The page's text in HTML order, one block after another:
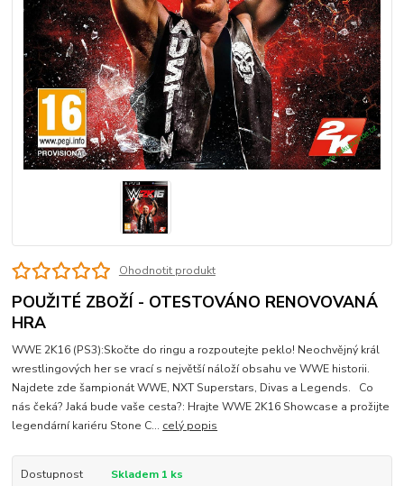
Ohodnotit produkt
POUŽITÉ ZBOŽÍ - OTESTOVÁNO RENOVOVANÁ
HRA
WWE 2K16 (PS3):Skočte do ringu a rozpoutejte peklo! Neochvějný král
wrestlingových her se vrací s největší náloží obsahu ve WWE historii.
Najdete zde šampionát WWE, NXT Superstars, Divas a Legends. Co
nás čeká? Jaká bude vaše cesta?: Hrajte WWE 2K16 Showcase a prožijte
legendární kariéru Stone C... celý popis
Dostupnost Skladem 1 ks